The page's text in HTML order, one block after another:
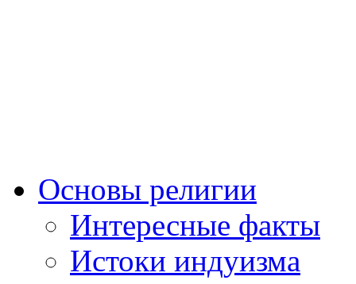
Основы религии
Интересные факты
Истоки индуизма